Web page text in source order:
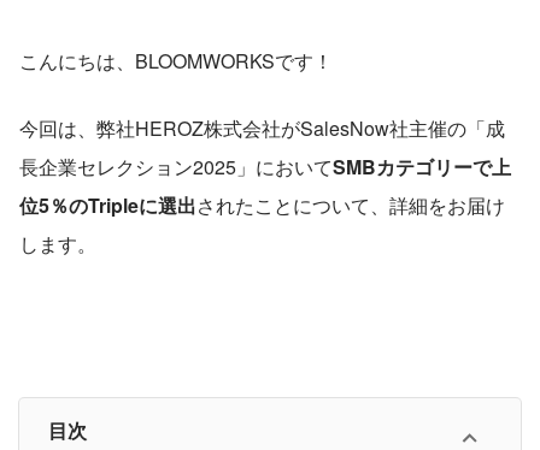
こんにちは、BLOOMWORKSです！
今回は、弊社HEROZ株式会社がSalesNow社主催の「成
長企業セレクション2025」においてSMBカテゴリーで上
位5％のTripleに選出されたことについて、詳細をお届け
します。
目次